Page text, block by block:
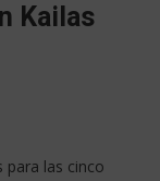
Kailas
para las cinco